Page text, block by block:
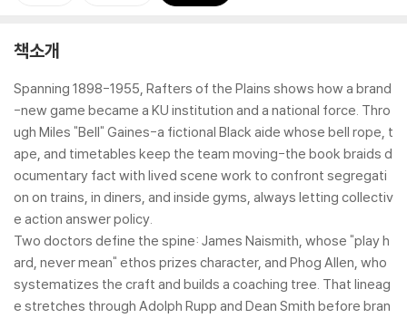
책소개
Spanning 1898-1955, Rafters of the Plains shows how a brand
-new game became a KU institution and a national force. Thro
ugh Miles "Bell" Gaines-a fictional Black aide whose bell rope, t
ape, and timetables keep the team moving-the book braids d
ocumentary fact with lived scene work to confront segregati
on on trains, in diners, and inside gyms, always letting collectiv
e action answer policy.
Two doctors define the spine: James Naismith, whose "play h
ard, never mean" ethos prizes character, and Phog Allen, who
systematizes the craft and builds a coaching tree. That lineag
e stretches through Adolph Rupp and Dean Smith before bran